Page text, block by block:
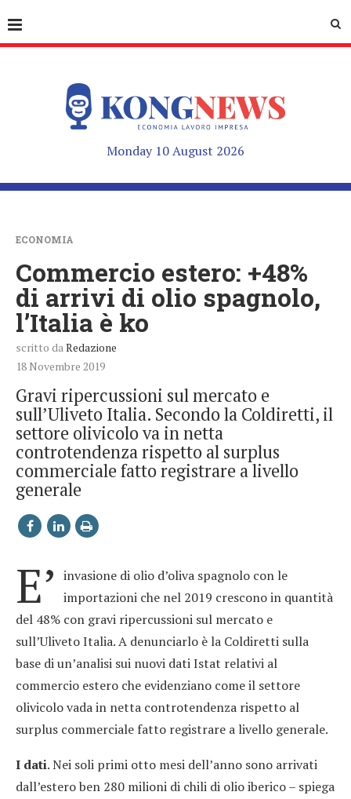
Monday 10 August 2026
ECONOMIA
Commercio estero: +48%
di arrivi di olio spagnolo,
l’Italia è ko
scritto da Redazione
18 Novembre 2019
Gravi ripercussioni sul mercato e
sull’Uliveto Italia. Secondo la Coldiretti, il
settore olivicolo va in netta
controtendenza rispetto al surplus
commerciale fatto registrare a livello
generale
E’ invasione di olio d’oliva spagnolo con le
importazioni che nel 2019 crescono in quantità
del 48% con gravi ripercussioni sul mercato e
sull’Uliveto Italia. A denunciarlo è la Coldiretti sulla
base di un’analisi sui nuovi dati Istat relativi al
commercio estero che evidenziano come il settore
olivicolo vada in netta controtendenza rispetto al
surplus commerciale fatto registrare a livello generale.
I dati. Nei soli primi otto mesi dell’anno sono arrivati
dall’estero ben 280 milioni di chili di olio iberico – spiega